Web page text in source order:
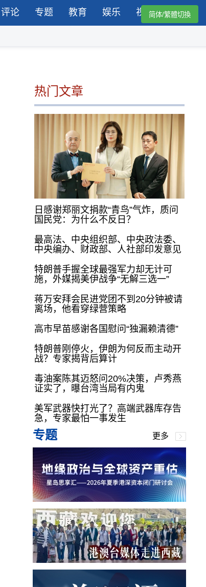
评论 专题 教育 娱乐 视频简体/繁體切換
热门文章
日感谢郑丽文捐款“青鸟”气炸，质问
国民党：为什么不反日？
最高法、中央组织部、中央政法委、
中央编办、财政部、人社部印发意见
特朗普手握全球最强军力却无计可
施，外媒揭美伊战争“无解三选一”
蒋万安拜会民进党团不到20分钟被请
离场，他看穿绿营策略
高市早苗感谢各国慰问“独漏赖清德”
特朗普刚停火，伊朗为何反而主动开
战？专家揭背后算计
毒油案陈其迈怒问20%决策，卢秀燕
证实了，曝台湾当局有内鬼
美军武器快打光了？高端武器库存告
急，专家最怕一事发生
专题 更多